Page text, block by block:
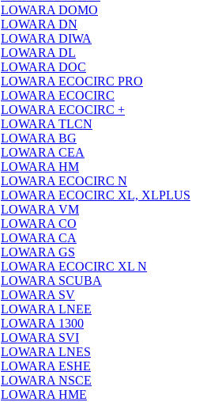
LOWARA DOMO
LOWARA DN
LOWARA DIWA
LOWARA DL
LOWARA DOC
LOWARA ECOCIRC PRO
LOWARA ECOCIRC
LOWARA ECOCIRC +
LOWARA TLCN
LOWARA BG
LOWARA CEA
LOWARA HM
LOWARA ECOCIRC N
LOWARA ECOCIRC XL, XLPLUS
LOWARA VM
LOWARA CO
LOWARA CA
LOWARA GS
LOWARA ECOCIRC XL N
LOWARA SCUBA
LOWARA SV
LOWARA LNEE
LOWARA 1300
LOWARA SVI
LOWARA LNES
LOWARA ESHE
LOWARA NSCE
LOWARA HME